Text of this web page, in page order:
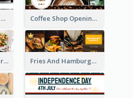
Dessert Restaurant Twitter Header Coffee Shop Opening Twitter Header
Lunch Buffet Twitter Header Fries And Hamburger Restaurant Twitter Header